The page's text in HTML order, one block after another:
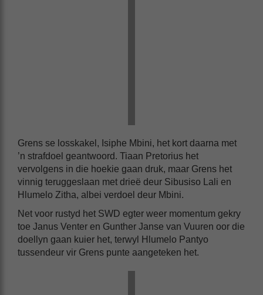
Grens se losskakel, Isiphe Mbini, het kort daarna met
’n strafdoel geantwoord. Tiaan Pretorius het
vervolgens in die hoekie gaan druk, maar Grens het
vinnig teruggeslaan met drieë deur Sibusiso Lali en
Hlumelo Zitha, albei verdoel deur Mbini.
Net voor rustyd het SWD egter weer momentum gekry
toe Janus Venter en Gunther Janse van Vuuren oor die
doellyn gaan kuier het, terwyl Hlumelo Pantyo
tussendeur vir Grens punte aangeteken het.